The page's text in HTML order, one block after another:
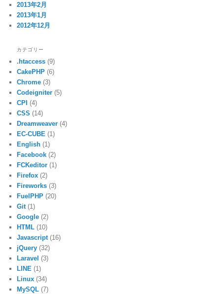
2013年2月
2013年1月
2012年12月
カテゴリー
.htaccess (9)
CakePHP (6)
Chrome (3)
Codeigniter (5)
CPI (4)
CSS (14)
Dreamweaver (4)
EC-CUBE (1)
English (1)
Facebook (2)
FCKeditor (1)
Firefox (2)
Fireworks (3)
FuelPHP (20)
Git(1)
Google (2)
HTML (10)
Javascript(16)
jQuery (32)
Laravel (3)
LINE (1)
Linux (34)
MySQL (7)